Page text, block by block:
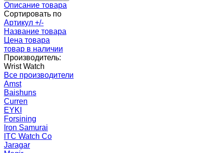
Описание товара
Сортировать по
Артикул +/-
Название товара
Цена товара
товар в наличии
Производитель:
Wrist Watch
Все производители
Amst
Baishuns
Curren
EYKI
Forsining
Iron Samurai
ITC Watch Co
Jaragar